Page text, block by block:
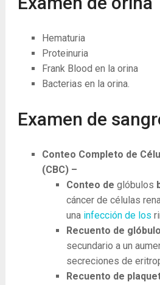
Hematuria
Proteinuria
Frank Blood en la orina
Bacterias en la orina.
Examen de
Conteo Completo de
(CBC) –
Conteo de glóbulos
cáncer de células
una infección de los
Recuento de
secundario a un
secreciones de
Recuento de